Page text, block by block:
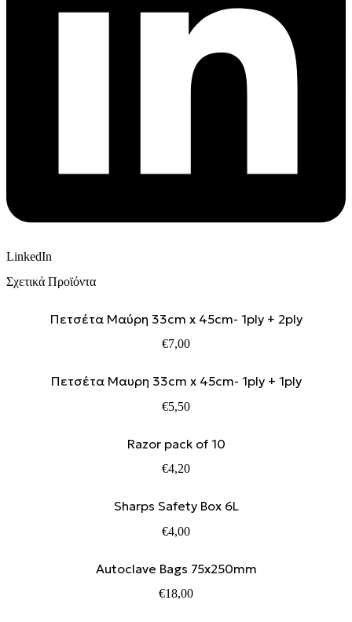
LinkedIn
Σχετικά Προϊόντα
Πετσέτα Μαύρη 33cm x 45cm- 1ply + 2ply
€7,00
Πετσέτα Μαυρη 33cm x 45cm- 1ply + 1ply
€5,50
Razor pack of 10
€4,20
Sharps Safety Box 6L
€4,00
Autoclave Bags 75x250mm
€18,00